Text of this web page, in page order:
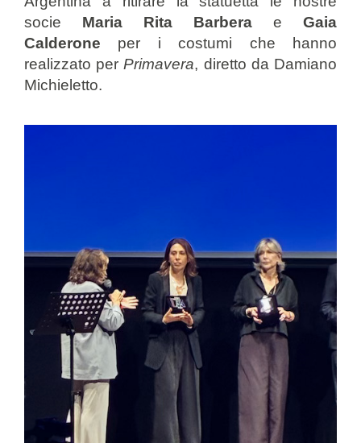
socie Maria Rita Barbera e Gaia
Calderone per i costumi che hanno
realizzato perPrimavera, diretto da Damiano
Michieletto.